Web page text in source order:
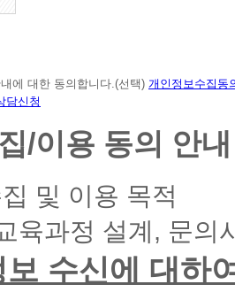
에 대한 동의합니다.(선택) 개인정보수집동
담신청
/이용 동의 안내
및 이용 목적
육과정 설계, 문의
수신에 대하